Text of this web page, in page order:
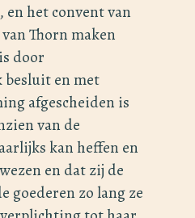
het convent van
Thorn maken
door
besluit en met
afgescheiden is
van de
kan heffen en
en dat zij de
goederen zo lang ze